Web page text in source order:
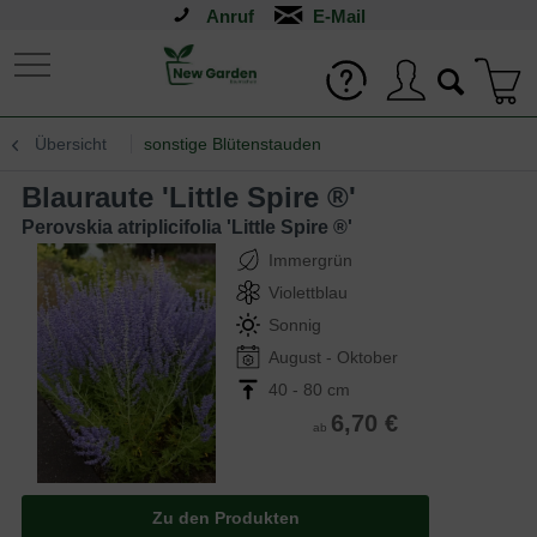
Anruf
Übersicht sonstige Blütenstauden
Blauraute 'Little Spire ®'
Perovskia atriplicifolia 'Little Spire ®'
Immergrün
Violettblau
Sonnig
August - Oktober
40 - 80 cm
ab 6,70 €
Zu den Produkten